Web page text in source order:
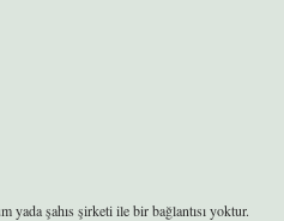
şahıs şirketi ile bir bağlantısı yoktur.